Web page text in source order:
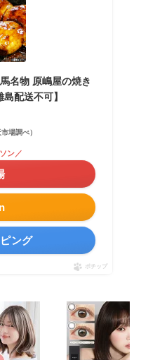
名物 原嶋屋の焼き
配送不可】
場調べ）
ン／
ング
ポチップ